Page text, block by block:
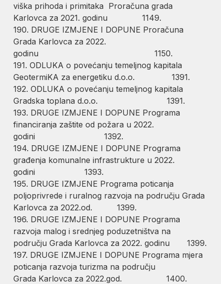
viška prihoda i primitaka Proračuna grada
Karlovca za 2021. godinu 1149.
190. DRUGE IZMJENE I DOPUNE Proračuna
Grada Karlovca za 2022.
godinu 1150.
191. ODLUKA o povećanju temeljnog kapitala
GeotermiKA za energetiku d.o.o. 1391.
192. ODLUKA o povećanju temeljnog kapitala
Gradska toplana d.o.o. 1391.
193. DRUGE IZMJENE I DOPUNE Programa
financiranja zaštite od požara u 2022.
godini 1392.
194. DRUGE IZMJENE I DOPUNE Programa
građenja komunalne infrastrukture u 2022.
godini 1393.
195. DRUGE IZMJENE Programa poticanja
poljoprivrede i ruralnog razvoja na području Grada
Karlovca za 2022.od. 1399.
196. DRUGE IZMJENE I DOPUNE Programa
razvoja malog i srednjeg poduzetništva na
području Grada Karlovca za 2022. godinu 1399.
197. DRUGE IZMJENE I DOPUNE Programa mjera
poticanja razvoja turizma na području
Grada Karlovca za 2022.god. 1400.